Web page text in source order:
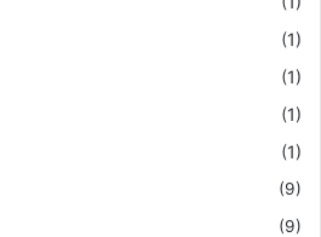
(1)
(1)
(1)
(1)
(9)
(9)